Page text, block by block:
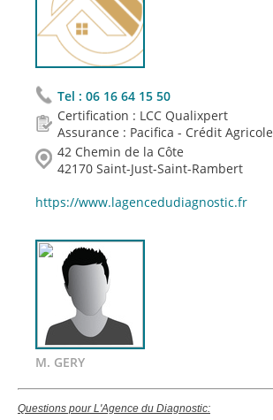
Tel : 06 16 64 15 50
Certification : LCC Qualixpert
Assurance : Pacifica - Crédit Agricole
42 Chemin de la Côte
42170 Saint-Just-Saint-Rambert
https://www.lagencedudiagnostic.fr
M. GERY
Questions pour L'Agence du Diagnostic: